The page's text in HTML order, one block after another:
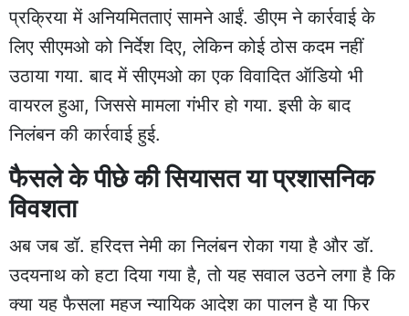
प्रक्रिया में अनियमितताएं सामने आईं. डीएम ने कार्रवाई के
लिए सीएमओ को निर्देश दिए, लेकिन कोई ठोस कदम नहीं
उठाया गया. बाद में सीएमओ का एक विवादित ऑडियो भी
वायरल हुआ, जिससे मामला गंभीर हो गया. इसी के बाद
निलंबन की कार्रवाई हुई.
फैसले के पीछे की सियासत या प्रशासनिक
विवशता
अब जब डॉ. हरिदत्त नेमी का निलंबन रोका गया है और डॉ.
उदयनाथ को हटा दिया गया है, तो यह सवाल उठने लगा है कि
क्या यह फैसला महज न्यायिक आदेश का पालन है या फिर